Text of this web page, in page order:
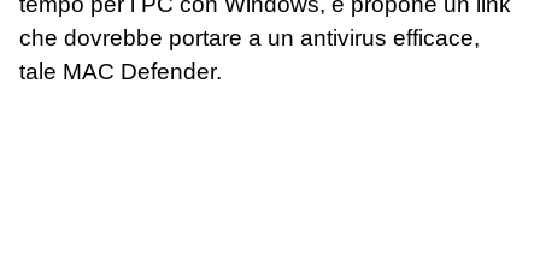
che dovrebbe portare a un antivirus efficace,
tale MAC Defender.